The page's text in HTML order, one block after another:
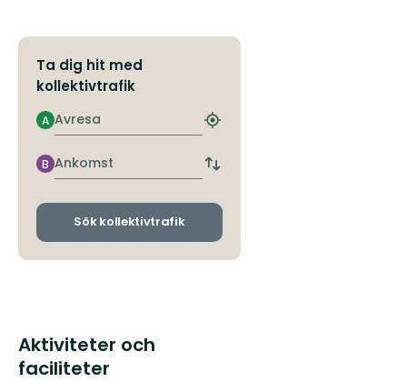
Ta dig hit med
kollektivtrafik
Avresa
A
Hitta
hållplats
Ankomst
B
Byt
och
Sök kollektivtrafik
Aktiviteter och
faciliteter